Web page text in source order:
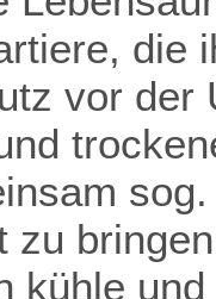
die
vor der
zu
kühle